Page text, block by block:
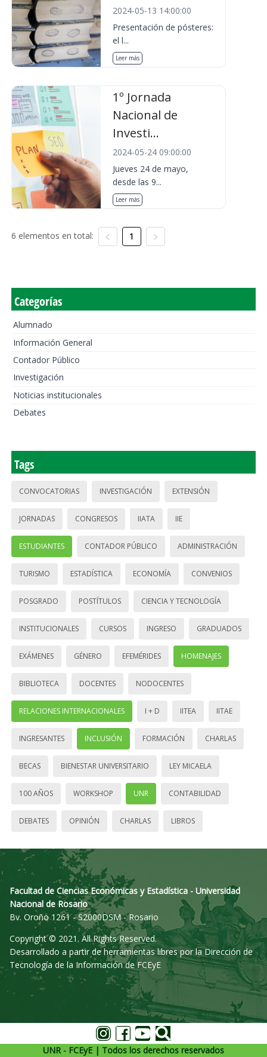
2024-05-13 14:00:00
Presentación de pósteres:
el l...
Leer más
1º Jornada
Nacional de
Investi...
2024-05-24 09:00:00
Jueves 24 de mayo,
desde las 9...
Leer más
6 elementos en total: 1
Categorías
Alumnado
Información General
Contador Público
Investigación
Noticias institucionales
Debates
Tags
CONVOCATORIAS INVESTIGACIÓN EXTENSIÓN
JORNADAS CONGRESOS IIATA IIE
ESTUDIANTES CONTADOR PÚBLICO ADMINISTRACIÓN
TURISMO ESTADÍSTICA ECONOMÍA CONVENIOS
POSGRADO POSTÍTULOS CIENCIA Y TECNOLOGÍA
INSTITUCIONALES CURSOS INGRESO GRADUADOS
EXÁMENES GÉNERO EFEMÉRIDES HOMENAJES
BIBLIOTECA DOCENTES NODOCENTES
RELACIONES INTERNACIONALES I + D IITEA IITAE
INGRESANTES INCLUSIÓN FORMACIÓN CHARLAS
BECAS BIENESTAR UNIVERSITARIO LEY MICAELA
100 AÑOS WORKSHOP UNR CONTABILIDAD
DEBATES OPINIÓN CHARLAS LIBROS
Facultad de Ciencias Económicas y Estadística - Universidad
Nacional de Rosario
Bv. Oroño 1261 - S2000DSM - Rosario
Copyright © 2021. All Rights Reserved.
Desarrollado a partir de herramientas libres por la Dirección de
Tecnología de la Información de FCEyE
UNR - FCEyE | Todos los derechos reservados